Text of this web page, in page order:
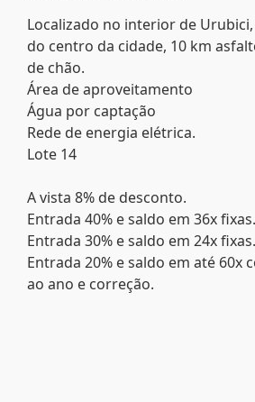
Localizado no interior de
do centro da cidade, 10 km
de chão.
Área de aproveitamento
Água por captação
Rede de energia elétrica.
Lote 14
A vista 8% de desconto.
Entrada 40% e saldo em 36x fixas.
Entrada 30% e saldo em 24x fixas.
Entrada 20% e saldo em até 60x
ao ano e correção.